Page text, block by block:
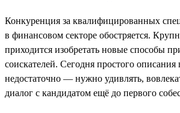
Конкуренция за квалифицированных
в финансовом секторе обостряется.
приходится изобретать новые способы
соискателей. Сегодня простого описания
недостаточно — нужно удивлять,
диалог с кандидатом ещё до первого